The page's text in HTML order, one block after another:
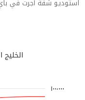
استوديو شقة أجرت في باي سكوير
١٠٠٬٠٠٠
الخليج